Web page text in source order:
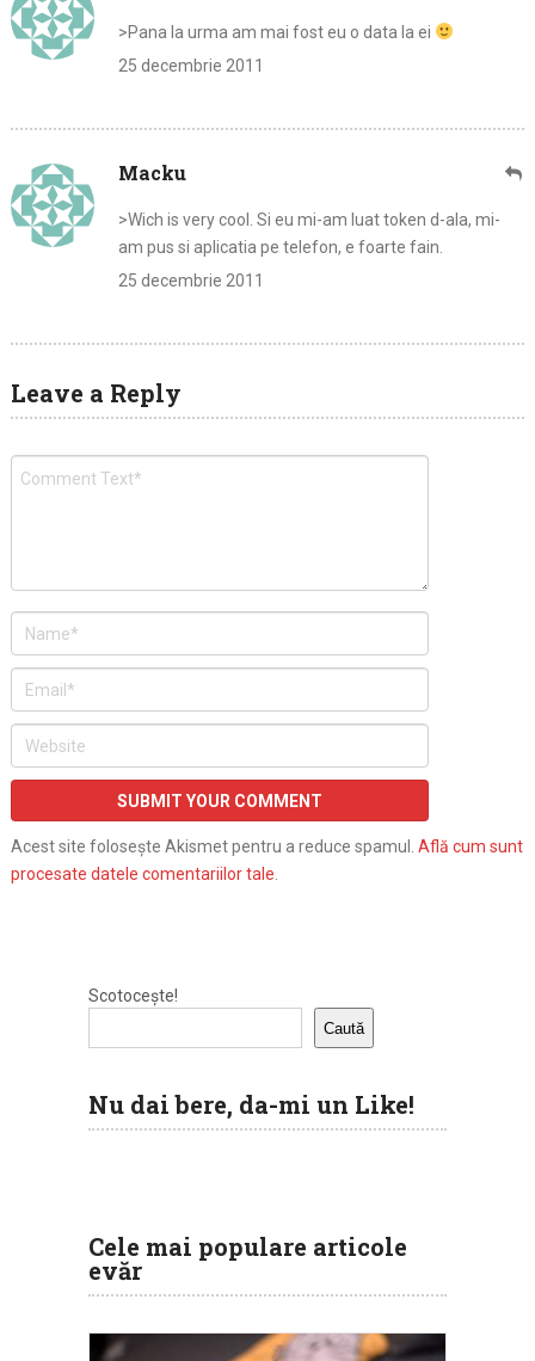
>Pana la urma am mai fost eu o data la ei
25 decembrie 2011
Macku
>Wich is very cool. Si eu mi-am luat token d-ala, mi-
am pus si aplicatia pe telefon, e foarte fain.
25 decembrie 2011
Leave a Reply
Acest site folosește Akismet pentru a reduce spamul. Află cum sunt
procesate datele comentariilor tale
Scotocește!
Caută
Nu dai bere, da-mi un Like!
Cele mai populare articole
evăr